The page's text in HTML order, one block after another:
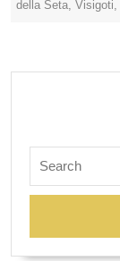
della Seta, Visigoti,
for: